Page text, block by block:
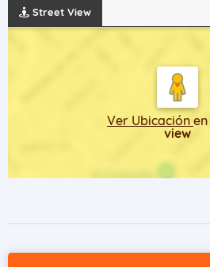
Street View
Ver Ubicación en
view